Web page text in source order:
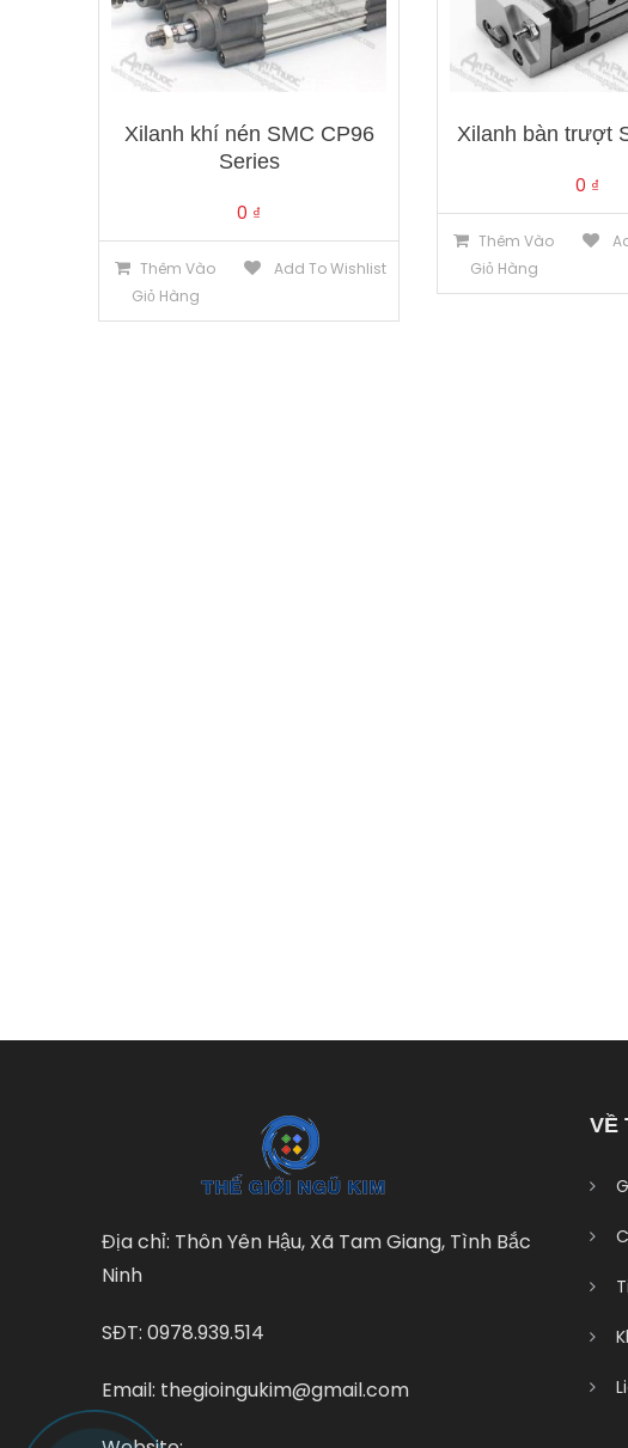
Xilanh khí nén SMC CP96
Series
0 ₫
Thêm Vào
Giỏ Hàng
Add To Wishlist
Xilanh bàn trượt
0 ₫
Thêm Vào
Giỏ Hàng
Địa chỉ: Thôn Yên Hậu, Xã Tam Giang, Tình Bắc
Ninh
SĐT: 0978.939.514
Email: thegioingukim@gmail.com
VỀ